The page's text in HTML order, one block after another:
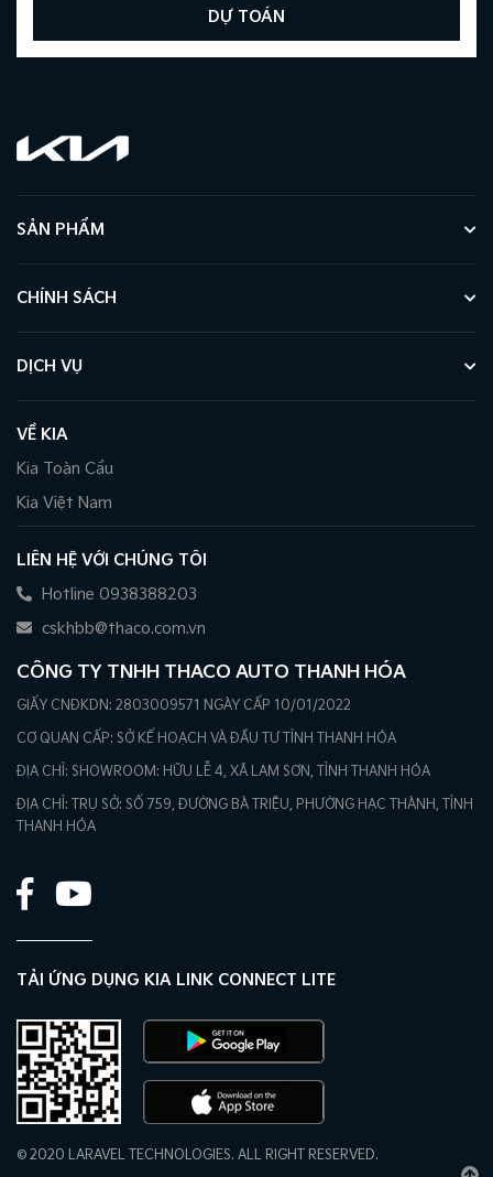
DỰ TOÁN
SẢN PHẨM
CHÍNH SÁCH
DỊCH VỤ
VỀ KIA
Kia Toàn Cầu
Kia Việt Nam
LIÊN HỆ VỚI CHÚNG TÔI
Hotline 0938388203
cskhbb@thaco.com.vn
CÔNG TY TNHH THACO AUTO THANH HÓA
GIẤY CNĐKDN: 2803009571 NGÀY CẤP 10/01/2022
CƠ QUAN CẤP: SỞ KẾ HOẠCH VÀ ĐẦU TƯ TỈNH THANH HÓA
ĐỊA CHỈ: SHOWROOM: HỮU LỄ 4, XÃ LAM SƠN, TỈNH THANH HÓA
ĐỊA CHỈ: TRỤ SỞ: SỐ 759, ĐƯỜNG BÀ TRIỆU, PHƯỜNG HẠC THÀNH, TỈNH
THANH HÓA
TẢI ỨNG DỤNG KIA LINK CONNECT LITE
© 2020 LARAVEL TECHNOLOGIES. ALL RIGHT RESERVED.